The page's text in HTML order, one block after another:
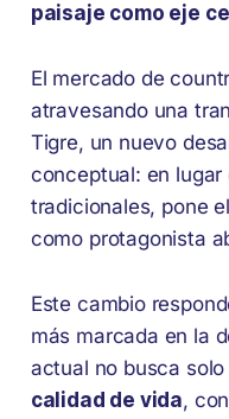
paisaje como eje
El mercado de
atravesando una
Tigre, un nuevo
conceptual: en
tradicionales, pone
como protagonista
Este cambio
más marcada en la
actual no busca
calidad de vida,